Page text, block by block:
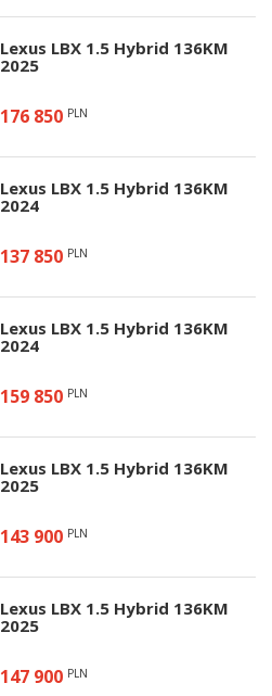
Lexus LBX 1.5 Hybrid 136KM
2025
176 850 PLN
Lexus LBX 1.5 Hybrid 136KM
2024
137 850 PLN
Lexus LBX 1.5 Hybrid 136KM
2024
159 850 PLN
Lexus LBX 1.5 Hybrid 136KM
2025
143 900 PLN
Lexus LBX 1.5 Hybrid 136KM
2025
147 900 PLN